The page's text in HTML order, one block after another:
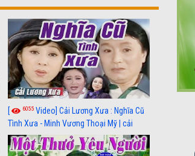
[ 6055 Video] Cải Lương Xưa : Nghĩa Cũ
Tình Xưa - Minh Vương Thoại Mỹ | cải
lương xã hội hay nhất